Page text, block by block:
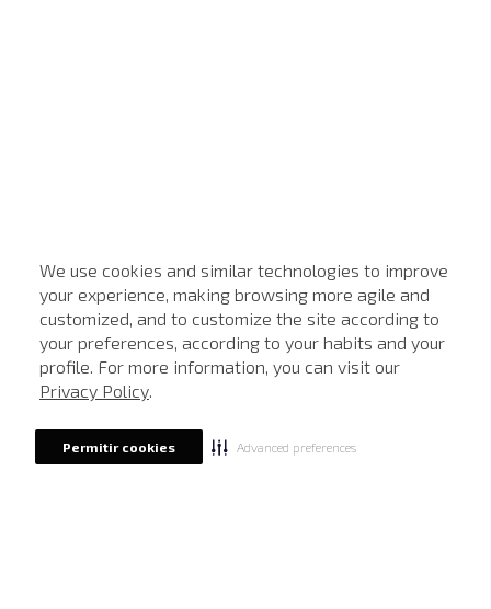
We use cookies and similar technologies to improve
your experience, making browsing more agile and
customized, and to customize the site according to
your preferences, according to your habits and your
profile. For more information, you can visit our
Privacy Policy.
Permitir cookies Advanced preferences